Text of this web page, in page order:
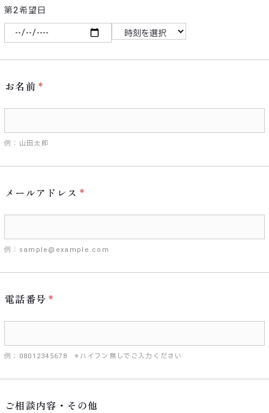
第2希望日
お名前
例：山田太郎
メールアドレス
例：sample@example.com
電話番号
例：08012345678 ※ハイフン無しでご入力ください
ご相談内容・その他